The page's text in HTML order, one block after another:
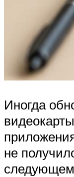
Иногда
не